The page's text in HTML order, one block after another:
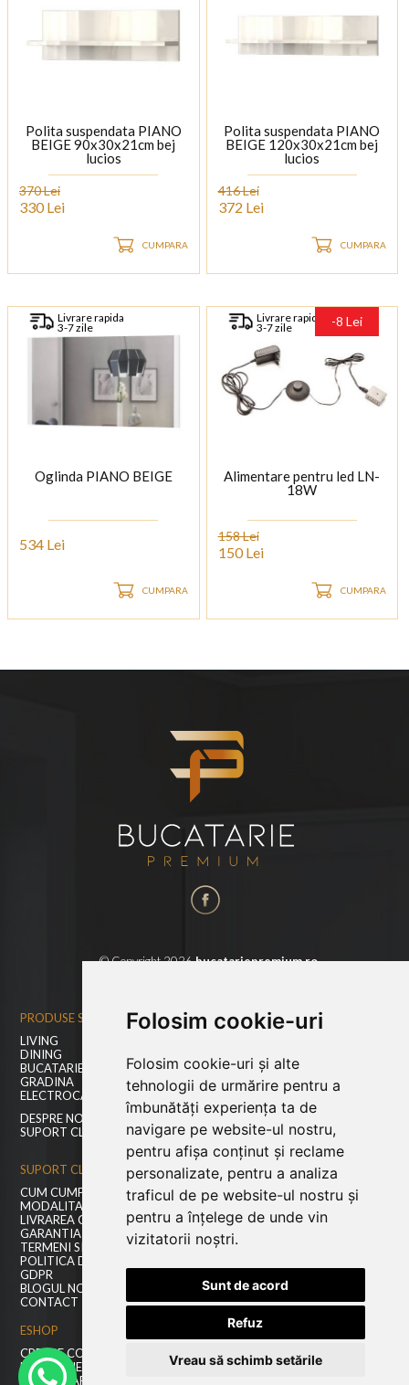
Folosim cookie-uri
Folosim cookie-uri și alte
tehnologii de urmărire pentru a
îmbunătăți experiența ta de
navigare pe website-ul nostru,
pentru afișa conținut și reclame
personalizate, pentru a analiza
traficul de pe website-ul nostru și
pentru a înțelege de unde vin
vizitatorii noștri.
Sunt de acord
Refuz
Vreau să schimb setările
Polita suspendata PIANO
BEIGE 90x30x21cm bej
lucios
370 Lei
330 Lei
CUMPARA
Polita suspendata PIANO
BEIGE 120x30x21cm bej
lucios
416 Lei
372 Lei
CUMPARA
Livrare rapida
3-7 zile
Oglinda PIANO BEIGE
534 Lei
CUMPARA
Livrare rapida
3-7 zile -8 Lei
Alimentare pentru led LN-
18W
158 Lei
150 Lei
CUMPARA
© Copyright 2026bucatariepremium.ro
PRODUSE SI INFORMATII
LIVING
DINING
BUCATARIE
GRADINA
ELECTROCASNICE
DESPRE NOI
SUPORT CLIENTI
SUPORT CLIENTI
CUM CUMPAR?
MODALITATI DE PLATA
LIVRAREA COMENZILOR
GARANTIA PRODUSELOR
TERMENI SI CONDITII
POLITICA DE RETUR
GDPR
BLOGUL NOSTRU
CONTACT
ESHOP
CREARE CONT NOU
LOGIN CLIENTI
RECUPERARE PAROLA